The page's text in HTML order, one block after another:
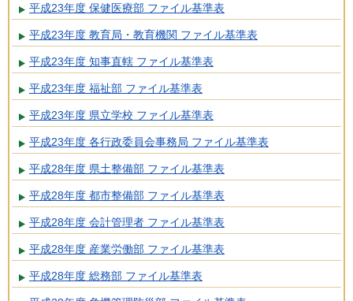
平成23年度 保健医療部 ファイル基準表
平成23年度 教育局・教育機関 ファイル基準表
平成23年度 知事直轄 ファイル基準表
平成23年度 福祉部 ファイル基準表
平成23年度 県立学校 ファイル基準表
平成23年度 各行政委員会事務局 ファイル基準表
平成28年度 県土整備部 ファイル基準表
平成28年度 都市整備部 ファイル基準表
平成28年度 会計管理者 ファイル基準表
平成28年度 産業労働部 ファイル基準表
平成28年度 総務部 ファイル基準表